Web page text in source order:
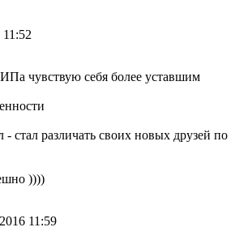
чувствую себя более уставшим
- стал различать своих новых друзей по
))))
11:59